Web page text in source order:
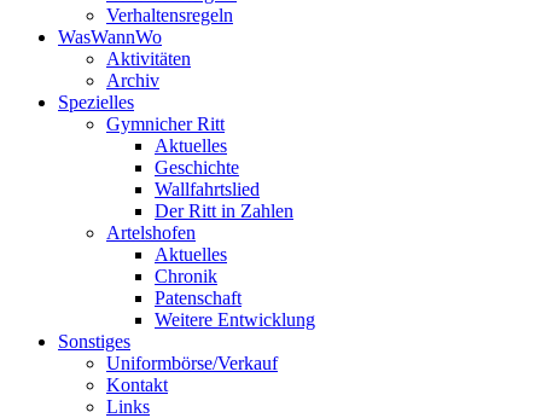
Verhaltensregeln
WasWannWo
Aktivitäten
Archiv
Spezielles
Gymnicher Ritt
Aktuelles
Geschichte
Wallfahrtslied
Der Ritt in Zahlen
Artelshofen
Aktuelles
Chronik
Patenschaft
Weitere Entwicklung
Sonstiges
Uniformbörse/Verkauf
Kontakt
Links